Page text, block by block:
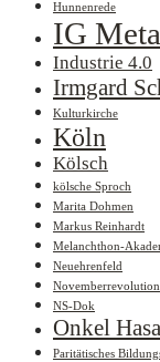
Hunnenrede
IG
Industrie 4.0
Irmgard
Kulturkirche
Köln
Kölsch
kölsche Sproch
Marita Dohmen
Markus Reinhardt
Melanchthon-
Neuehrenfeld
Novemberrevolution
NS-Dok
Onkel
Paritätisches